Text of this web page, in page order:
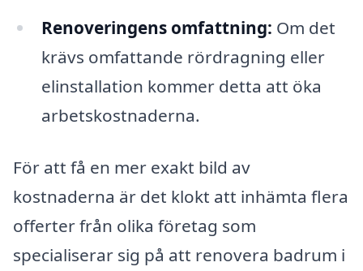
Renoveringens omfattning: Om det
krävs omfattande rördragning eller
elinstallation kommer detta att öka
arbetskostnaderna.
För att få en mer exakt bild av
kostnaderna är det klokt att inhämta flera
offerter från olika företag som
specialiserar sig på att renovera badrum i